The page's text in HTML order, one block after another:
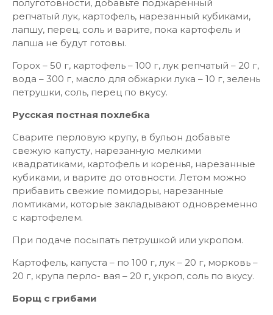
полуготовности, добавьте поджаренный
репчатый лук, картофель, нарезанный кубиками,
лапшу, перец, соль и варите, пока картофель и
лапша не будут готовы.
Горох – 50 г, картофель – 100 г, лук репчатый – 20 г,
вода – 300 г, масло для обжарки лука – 10 г, зелень
петрушки, соль, перец по вкусу.
Русская постная похлебка
Сварите перловую крупу, в бульон добавьте
свежую капусту, нарезанную мелкими
квадратиками, картофель и коренья, нарезанные
кубиками, и варите до отовности. Летом можно
прибавить свежие помидоры, нарезанные
ломтиками, которые закладывают одновременно
с картофелем.
При подаче посыпать петрушкой или укропом.
Картофель, капуста – по 100 г, лук – 20 г, морковь –
20 г, крупа перло- вая – 20 г, укроп, соль по вкусу.
Борщ с грибами